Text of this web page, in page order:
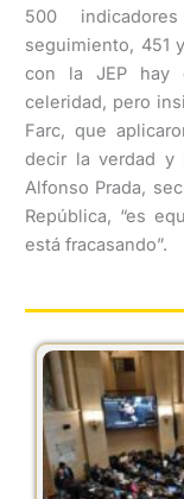
500
seguimiento, 451
con la JEP hay
celeridad, pero
Farc, que
decir la verdad y
Alfonso Prada,
República, “es
está fracasando”.